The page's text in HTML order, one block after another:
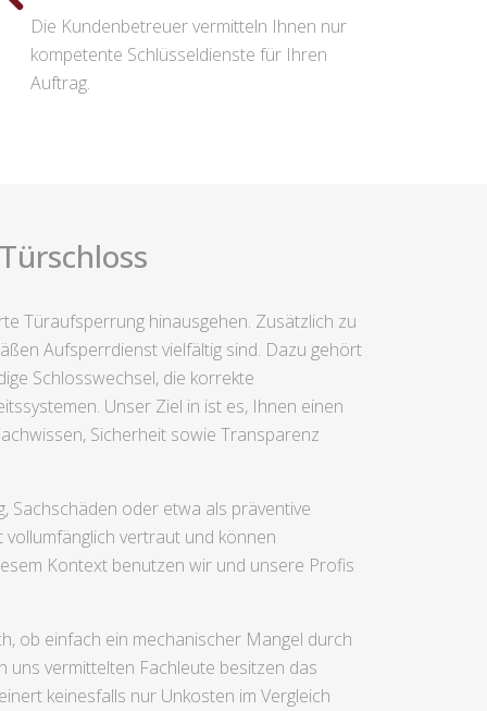
Die Kundenbetreuer vermitteln Ihnen nur
kompetente Schlüsseldienste für Ihren
Auftrag.
Türaufsperrung hinausgehen. Zusätzlich zu
Aufsperrdienst vielfältig sind. Dazu gehört
Schlosswechsel, die korrekte
Unser Ziel in ist es, Ihnen einen
Sicherheit sowie Transparenz
Sachschäden oder etwa als präventive
vertraut und können
Kontext benutzen wir und unsere Profis
ob einfach ein mechanischer Mangel durch
uns vermittelten Fachleute besitzen das
keinesfalls nur Unkosten im Vergleich